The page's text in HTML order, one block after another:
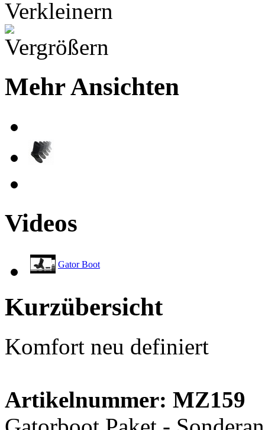
Mehr Ansichten
Videos
Gator Boot
Kurzübersicht
Komfort neu definiert
Artikelnummer: MZ159